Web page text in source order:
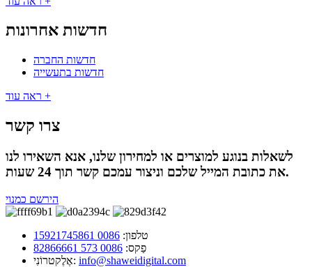
חדשות אחרונות
חדשות החברה
חדשות בתעשייה
ראה עוד +
צרו קשר
לשאלות בנוגע למוצרים או למחירון שלנו, אנא השאירו לנו
את כתובת המייל שלכם וניצור עמכם קשר תוך 24 שעות.
הירשם כמנוי
טלפון: 0086 15921745861
פַקס: 0086 573 82866661
אֶלֶקטרוֹנִי: info@shaweidigital.com